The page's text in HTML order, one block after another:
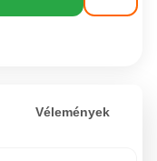
Vélemények